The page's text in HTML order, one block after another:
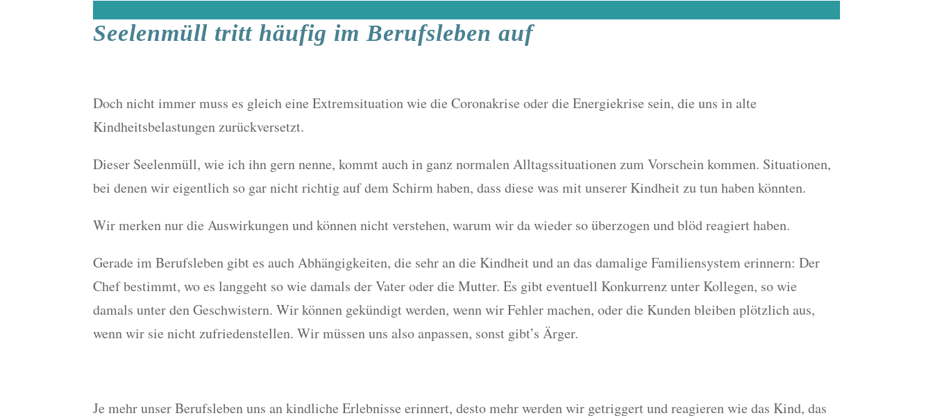
Seelenmüll tritt häufig im Berufsleben auf
Doch nicht immer muss es gleich eine Extremsituation wie die Coronakrise oder die Energiekrise sein, die uns in alte
Kindheitsbelastungen zurückversetzt.
Dieser Seelenmüll, wie ich ihn gern nenne, kommt auch in ganz normalen Alltagssituationen zum Vorschein kommen. Situationen,
bei denen wir eigentlich so gar nicht richtig auf dem Schirm haben, dass diese was mit unserer Kindheit zu tun haben könnten.
Wir merken nur die Auswirkungen und können nicht verstehen, warum wir da wieder so überzogen und blöd reagiert haben.
Gerade im Berufsleben gibt es auch Abhängigkeiten, die sehr an die Kindheit und an das damalige Familiensystem erinnern: Der
Chef bestimmt, wo es langgeht so wie damals der Vater oder die Mutter. Es gibt eventuell Konkurrenz unter Kollegen, so wie
damals unter den Geschwistern. Wir können gekündigt werden, wenn wir Fehler machen, oder die Kunden bleiben plötzlich aus,
wenn wir sie nicht zufriedenstellen. Wir müssen uns also anpassen, sonst gibt’s Ärger.
Je mehr unser Berufsleben uns an kindliche Erlebnisse erinnert, desto mehr werden wir getriggert und reagieren wie das Kind, das